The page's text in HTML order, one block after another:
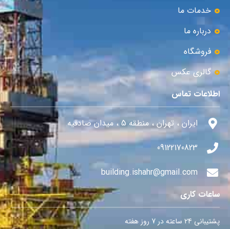
خدمات ما
درباره ما
فروشگاه
گالری عکس
اطلاعات تماس
ایران ، تهران ، منطقه 5 ، میدان صادقیه
09122170823
building.ishahr@gmail.com
ساعات کاری
پشتیبانی 24 ساعته در 7 روز هفته